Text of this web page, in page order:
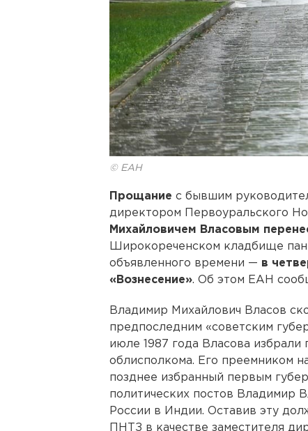
© ЕАН
Прощание с бывшим
директором Первоуральского
Михайловичем Власовым
Широкореченском кладбище
объявленного времени — в
«Вознесение». Об этом ЕАН
Владимир Михайлович Власов
предпоследним «советским
июле 1987 года Власова
облисполкома. Его преемником
позднее избранный первым
политических постов Владимир
России в Индии. Оставив эту
ПНТЗ в качестве заместителя